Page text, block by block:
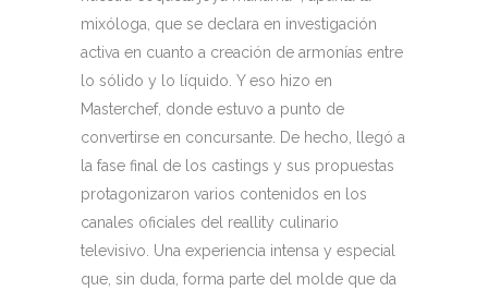
mixóloga, que se declara en investigación
activa en cuanto a creación de armonías entre
lo sólido y lo líquido. Y eso hizo en
Masterchef, donde estuvo a punto de
convertirse en concursante. De hecho, llegó a
la fase final de los castings y sus propuestas
protagonizaron varios contenidos en los
canales oficiales del reallity culinario
televisivo. Una experiencia intensa y especial
que, sin duda, forma parte del molde que da